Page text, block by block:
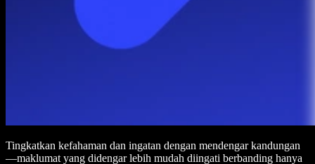
Tingkatkan kefahaman dan ingatan dengan mendengar kandungan
—maklumat yang didengar lebih mudah diingati berbanding hanya